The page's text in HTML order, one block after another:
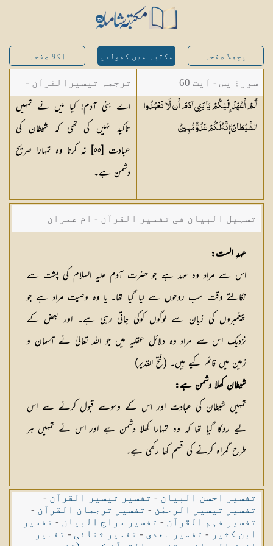
پچھلا صفحہ مکتبہ میں کھولیں اگلا صفحہ
سورة يس - آیت 60
أَلَمْ أَعْهَدْ إِلَيْكُمْ يَا بَنِي آدَمَ أَن لَّا تَعْبُدُوا
الشَّيْطَانَ ۖ إِنَّهُ لَكُمْ عَدُوٌّمُّبِينٌ
ترجمہ تیسیرالقرآن -
مولانا عبد الرحمن
کیلانی
اے بنی آدم! کیا میں نے تمہیں
تاکید نہیں کی تھی کہ شیطان کی
عبادت [٥٥] نہ کرنا وہ تمہارا صریح
دشمن ہے۔
تسہیل البیان فی تفسیر القرآن - ام عمران
شکیلہ بنت میاں فضل حسین
عہدِ الست:
اس سے مراد وہ عہد ہے جو حضرت آدم علیہ السلام کی پشت سے
نکالتے وقت سب روحوں سے لیا گیا تھا۔ یا وہ وصیت مراد ہے جو
پیغمبروں کی زبان سے لوگوں کوکی جاتی رہی ہے۔ اور بعض کے
نزدیک اس سے مراد وہ دلائل عقلیہ میں جو اللہ تعالیٰ نے آسمان و
زمین میں قائم کیے ہیں۔ (فتح القدیر)
شیطان کھلا دشمن ہے:
تمہیں شیطان کی عبادت اور اس کے وسوسے قبول کرنے سے اس
لیے روکا گیا تھا کہ وہ تمہارا کھلا دشمن ہے اور اس نے تمہیں ہر
طرح گمراہ کرنے کی قسم کھا رکھی ہے۔
تفسیر احسن البیان - تفسیر تیسیر القرآن -
تفسیر تیسیر الرحمٰن - تفسیر ترجمان القرآن -
تفسیر فہم القرآن - تفسیر سراج البیان - تفسیر
ابن کثیر - تفسیر سعدی - تفسیر ثنائی - تفسیر